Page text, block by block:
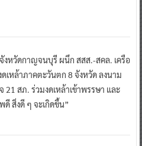
งหวัดกาญจนบุรี ผนึก สสส.-สคล. เครือ
ดเหล้าภาคตะวันตก 8 จังหวัด ลงนาม
21 สภ. ร่วมงดเหล้าเข้าพรรษา และ
สิ่งดี ๆ จะเกิดขึ้น”